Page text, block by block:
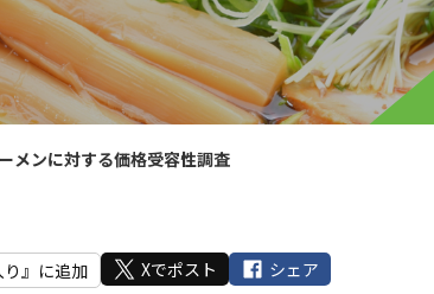
メンに対する価格受容性調査
』に追加 Xでポスト シェア